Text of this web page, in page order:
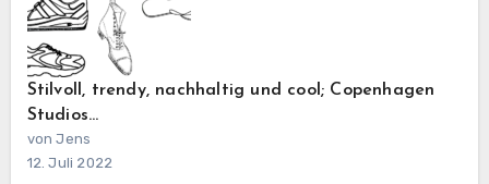
Stilvoll, trendy, nachhaltig und cool; Copenhagen
Studios…
von Jens
12. Juli 2022